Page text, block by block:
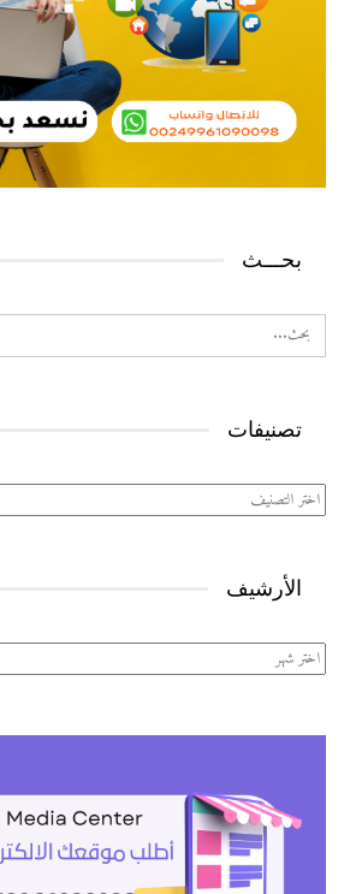
بحـــث
تصنيفات
تصنيفات
الأرشيف
الأرشيف